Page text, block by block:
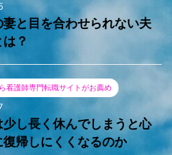
妻と目を合わせられない夫
？
看護師専門転職サイトがお薦め
少し長く休んでしまうと心
復帰しにくくなるのか